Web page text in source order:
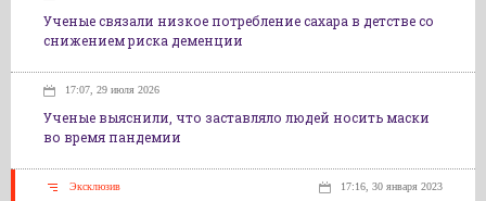
Ученые связали низкое потребление сахара в детстве со
снижением риска деменции
17:07, 29 июля 2026
Ученые выяснили, что заставляло людей носить маски
во время пандемии
Эксклюзив 17:16, 30 января 2023